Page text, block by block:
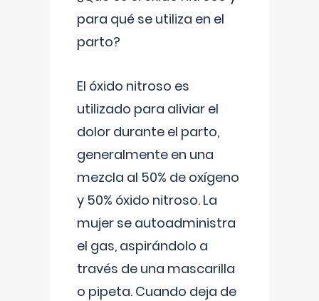
para qué se utiliza en el
parto?
El óxido nitroso es
utilizado para aliviar el
dolor durante el parto,
generalmente en una
mezcla al 50% de oxígeno
y 50% óxido nitroso. La
mujer se autoadministra
el gas, aspirándolo a
través de una mascarilla
o pipeta. Cuando deja de